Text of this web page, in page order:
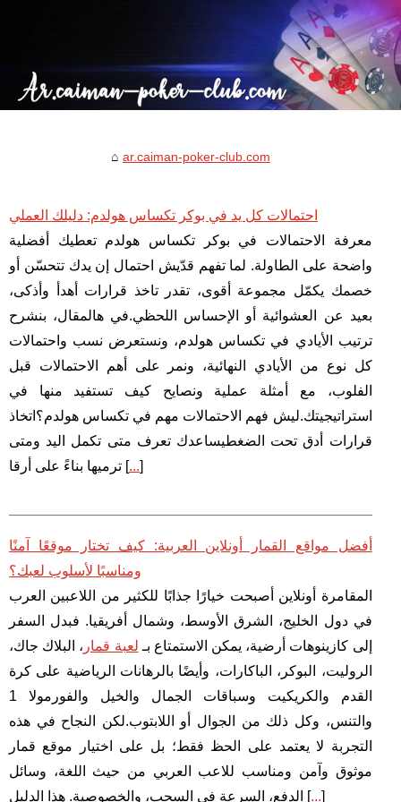
ar.caiman-poker-club.com
احتمالات كل يد في بوكر تكساس هولدم: دليلك العملي
معرفة الاحتمالات في بوكر تكساس هولدم تعطيك أفضلية
واضحة على الطاولة. لما تفهم قدّيش احتمال إن يدك تتحسّن أو
خصمك يكمّل مجموعة أقوى، تقدر تاخذ قرارات أهدأ وأذكى،
بعيد عن العشوائية أو الإحساس اللحظي.في هالمقال، بنشرح
ترتيب الأيادي في تكساس هولدم، ونستعرض نسب واحتمالات
كل نوع من الأيادي النهائية، ونمر على أهم الاحتمالات قبل
الفلوب، مع أمثلة عملية ونصايح كيف تستفيد منها في
استراتيجيتك.ليش فهم الاحتمالات مهم في تكساس هولدم؟اتخاذ
قرارات أدق تحت الضغطيساعدك تعرف متى تكمل اليد ومتى
ترميها بناءً على أرقا [...]
أفضل مواقع القمار أونلاين العربية: كيف تختار موقعًا آمنًا
ومناسبًا لأسلوب لعبك؟
المقامرة أونلاين أصبحت خيارًا جذابًا للكثير من اللاعبين العرب
في دول الخليج، الشرق الأوسط، وشمال أفريقيا. فبدل السفر
إلى كازينوهات أرضية، يمكن الاستمتاع بـ لعبة قمار ، البلاك جاك،
الروليت، البوكر، الباكارات، وأيضًا بالرهانات الرياضية على كرة
القدم والكريكيت وسباقات الجمال والخيل والفورمولا 1
والتنس، وكل ذلك من الجوال أو اللابتوب.لكن النجاح في هذه
التجربة لا يعتمد على الحظ فقط؛ بل على اختيار موقع قمار
موثوق وآمن ومناسب للاعب العربي من حيث اللغة، وسائل
الدفع، السرعة في السحب، والخصوصية. هذا الدليل [...]